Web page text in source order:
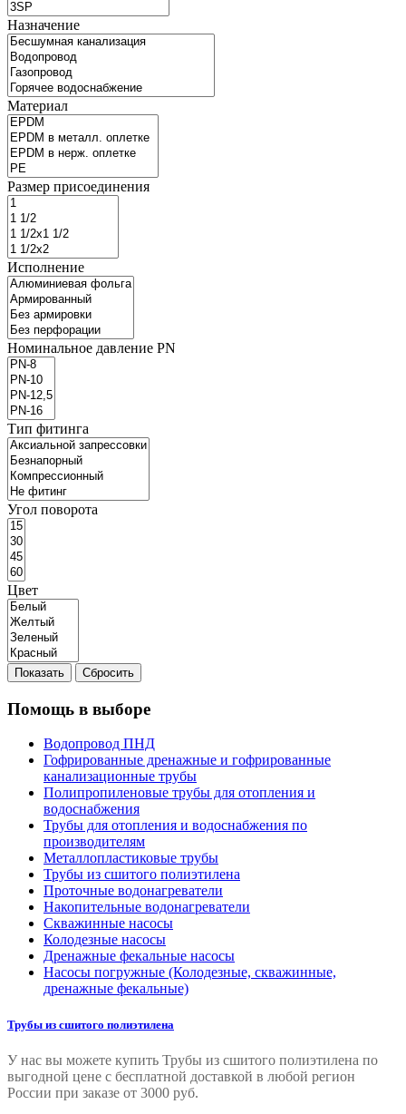
Назначение
Материал
Размер присоединения
Исполнение
Номинальное давление PN
Тип фитинга
Угол поворота
Цвет
Показать Сбросить
Помощь в выборе
Водопровод ПНД
Гофрированные дренажные и гофрированные
канализационные трубы
Полипропиленовые трубы для отопления и
водоснабжения
Трубы для отопления и водоснабжения по
производителям
Металлопластиковые трубы
Трубы из сшитого полиэтилена
Проточные водонагреватели
Накопительные водонагреватели
Скважинные насосы
Колодезные насосы
Дренажные фекальные насосы
Насосы погружные (Колодезные, скважинные,
дренажные фекальные)
Трубы из сшитого полиэтилена
У нас вы можете купить Трубы из сшитого полиэтилена по
выгодной цене с бесплатной доставкой в любой регион
России при заказе от 3000 руб.